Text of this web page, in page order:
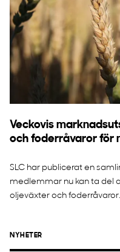
Veckovis
och foderråvaror för
SLC har publicerat en
medlemmar nu kan ta del
oljeväxter och
NYHETER